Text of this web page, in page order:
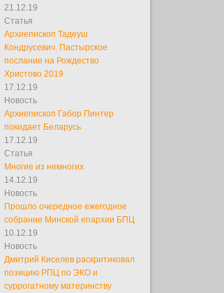
21.12.19
Статья
Архиепископ Тадеуш
Кондрусевич. Пастырское
послание на Рождество
Христово 2019
17.12.19
Новость
Архиепископ Габор Пинтер
покидает Беларусь
17.12.19
Статья
Многие из немногих
14.12.19
Новость
Прошло очередное ежегодное
собрание Минской епархии БПЦ
10.12.19
Новость
Дмитрий Киселев раскритиковал
позицию РПЦ по ЭКО и
суррогатному материнству